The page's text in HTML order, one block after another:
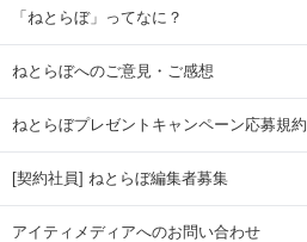
「ねとらぼ」ってなに？
ねとらぼへのご意見・ご感想
ねとらぼプレゼントキャンペーン応募規約
[契約社員] ねとらぼ編集者募集
アイティメディアへのお問い合わせ